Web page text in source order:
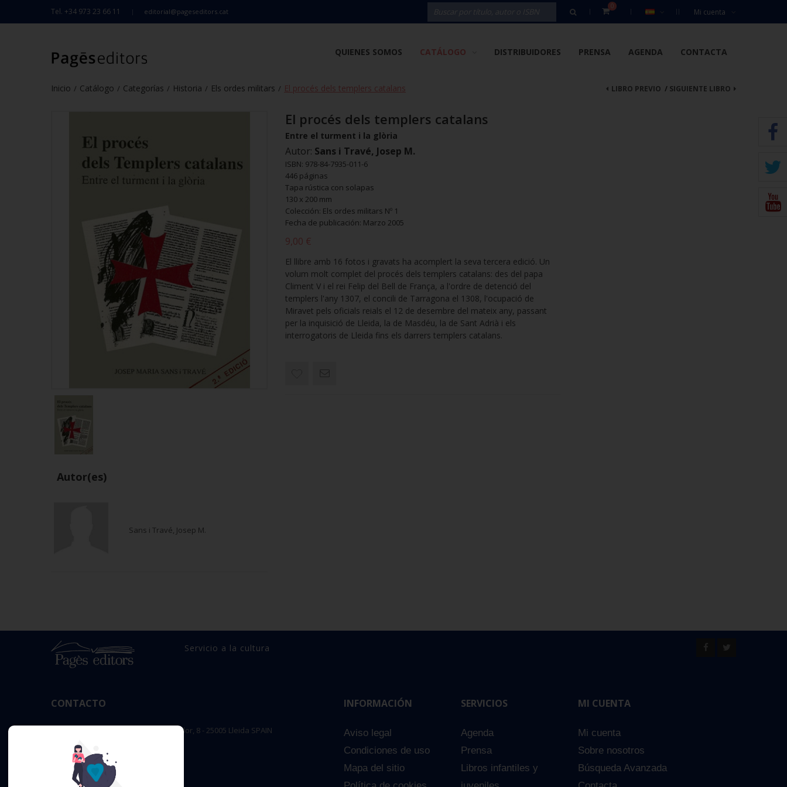
Tel. +34 973 23 66 11 editorial@pageseditors.cat Mi cuenta
0
QUIENES SOMOS CATÁLOGO DISTRIBUIDORES PRENSA AGENDA CONTACTA
Inicio / Catálogo / Categorías / Historia / Els ordes militars / El procés dels templers catalans SIGUIENTE LIBRO
LIBRO PREVIO /
Autor(es)
Sans i Travé, Josep M.
El procés dels templers catalans
Entre el turment i la glòria
Autor: Sans i Travé, Josep M.
ISBN: 978-84-7935-011-6
446 páginas
Tapa rústica con solapas
130 x 200 mm
Colección: Els ordes militars Nº 1
Fecha de publicación: Marzo 2005
9,00 €
El llibre amb 16 fotos i gravats ha acomplert la seva tercera edició. Un
volum molt complet del procés dels templers catalans: des del papa
Climent V i el rei Felip del Bell de França, a l'ordre de detenció del
templers l'any 1307, el concili de Tarragona el 1308, l'ocupació de
Miravet pels oficials reials el 12 de desembre del mateix any, passant
per la inquisició de Lleida, la de Masdéu, la de Sant Adrià i els
interrogatoris de Lleida fins els darrers templers catalans.
Servicio a la cultura
CONTACTO
OFICINA PRINCIPAL : c/ Sant Salvador, 8 - 25005 Lleida SPAIN
editorial@pageseditors.cat
Teléfono: 973 23 66 11
INFORMACIÓN
Aviso legal
Condiciones de uso
Mapa del sitio
SERVICIOS
Agenda
Prensa
Libros infantiles y
MI CUENTA
Mi cuenta
Sobre nosotros
Búsqueda Avanzada